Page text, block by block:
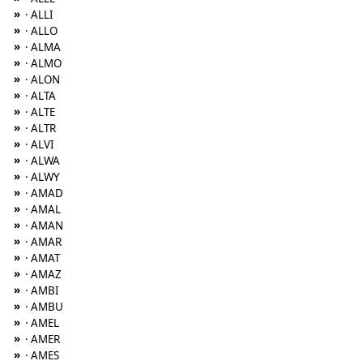
» · ALLI
» · ALLO
» · ALMA
» · ALMO
» · ALON
» · ALTA
» · ALTE
» · ALTR
» · ALVI
» · ALWA
» · ALWY
» · AMAD
» · AMAL
» · AMAN
» · AMAR
» · AMAT
» · AMAZ
» · AMBI
» · AMBU
» · AMEL
» · AMER
» · AMES